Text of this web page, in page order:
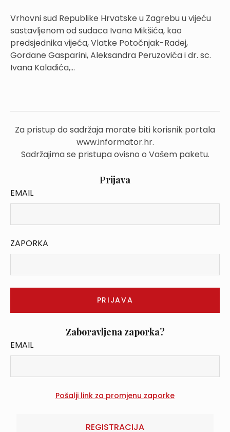
Vrhovni sud Republike Hrvatske u Zagrebu u vijeću
sastavljenom od sudaca Ivana Mikšića, kao
predsjednika vijeća, Vlatke Potočnjak-Radej,
Gordane Gasparini, Aleksandra Peruzovića i dr. sc.
Ivana Kaladića,...
Za pristup do sadržaja morate biti korisnik portala
www.informator.hr.
Sadržajima se pristupa ovisno o Vašem paketu.
Prijava
EMAIL
ZAPORKA
Zaboravljena zaporka?
EMAIL
REGISTRACIJA